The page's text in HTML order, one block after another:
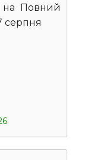
на Повний
серпня